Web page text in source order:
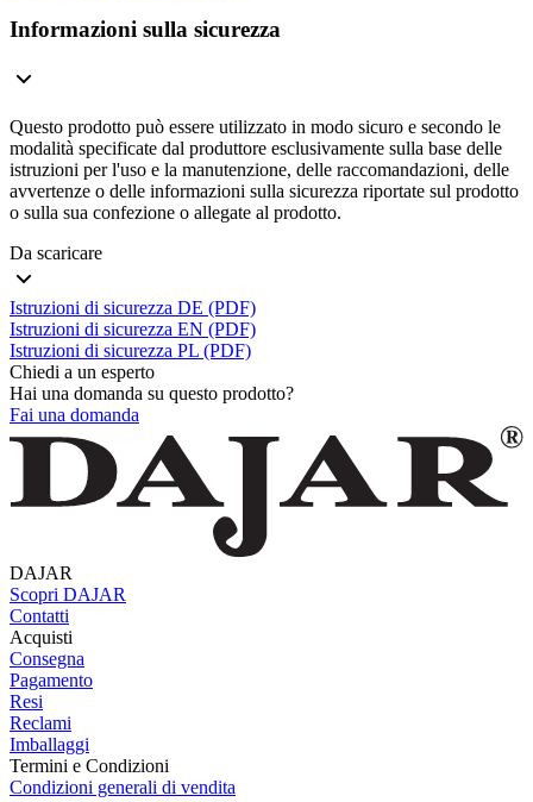
Informazioni sulla sicurezza
Questo prodotto può essere utilizzato in modo sicuro e secondo le
modalità specificate dal produttore esclusivamente sulla base delle
istruzioni per l'uso e la manutenzione, delle raccomandazioni, delle
avvertenze o delle informazioni sulla sicurezza riportate sul prodotto
o sulla sua confezione o allegate al prodotto.
Da scaricare
Istruzioni di sicurezza DE (PDF)
Istruzioni di sicurezza EN (PDF)
Istruzioni di sicurezza PL (PDF)
Chiedi a un esperto
Hai una domanda su questo prodotto?
Fai una domanda
DAJAR
Scopri DAJAR
Contatti
Acquisti
Consegna
Pagamento
Resi
Reclami
Imballaggi
Termini e Condizioni
Condizioni generali di vendita